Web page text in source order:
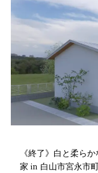
《終了》白と柔ら
家 in 白山市宮永市